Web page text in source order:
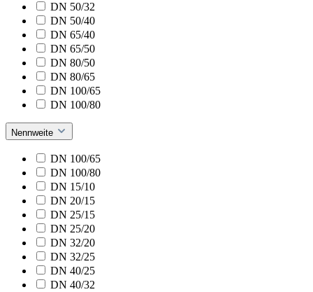
DN 50/32
DN 50/40
DN 65/40
DN 65/50
DN 80/50
DN 80/65
DN 100/65
DN 100/80
Nennweite
DN 100/65
DN 100/80
DN 15/10
DN 20/15
DN 25/15
DN 25/20
DN 32/20
DN 32/25
DN 40/25
DN 40/32